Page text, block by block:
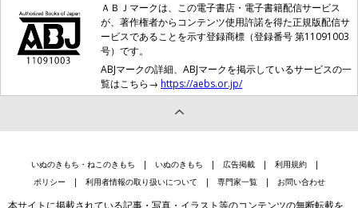
ＡＢＪマークは、この電子書店・電子書籍配信サービス
が、著作権者からコンテンツ使用許諾を得た正規版配信サ
ービスであることを示す登録商標（登録番号 第11091003
号）です。
ABJマークの詳細、ABJマークを掲示しているサービスの一
覧はこちら→ https://aebs.or.jp/
いぬのきもち・ねこのきもち いぬのきもち 広告掲載
利用規約
ポリシー
利用者情報の取り扱いについて 専門家一覧 お問い合わせ